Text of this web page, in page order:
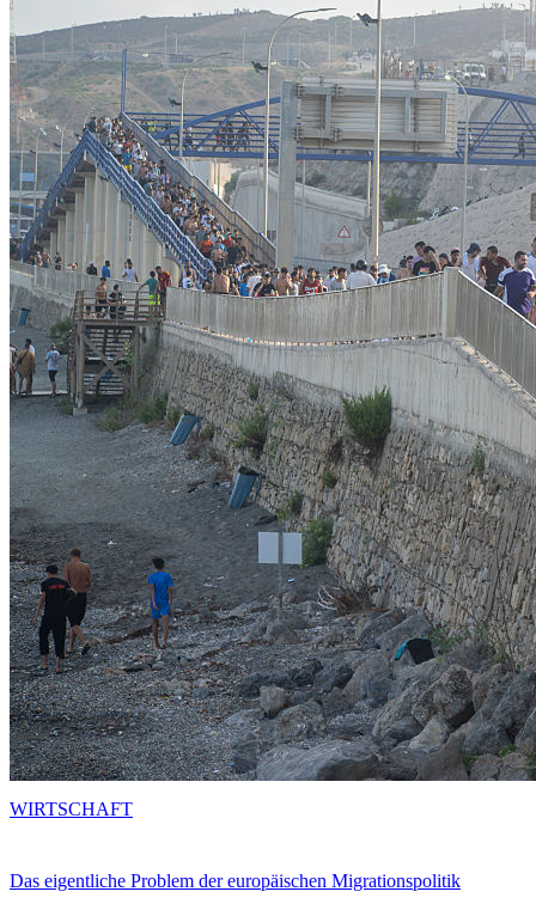
Das eigentliche Problem der europäischen Migrationspolitik
WIRTSCHAFT